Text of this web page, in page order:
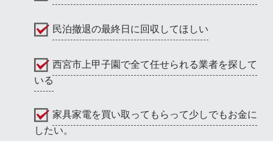
民泊撤退の最終日に回収してほしい
西宮市上甲子園で全て任せられる業者を探して
いる
家具家電を買い取ってもらって少しでもお金に
したい。